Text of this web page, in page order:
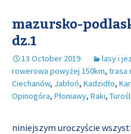
mazursko-
dz.1
13 October 2019 lasy i
rowerowa powyżej 150km, trasa
Ciechanów, Jabłoń, Kadzidło,
Opinogóra, Płoniawy, Raki, Turośl
niniejszym uroczyście